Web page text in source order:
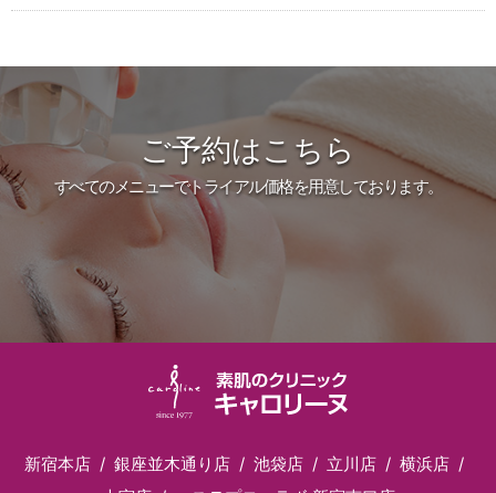
ご予約はこちら
すべてのメニューでトライアル価格を用意しております。
新宿本店 銀座並木通り店 池袋店 立川店
横浜店